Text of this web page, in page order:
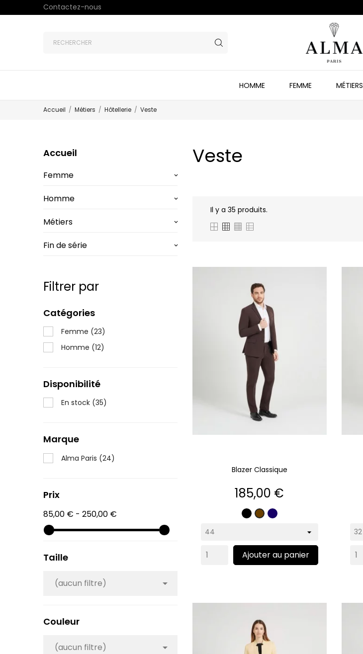
Contactez-nous
HOMME FEMME MÉTIERS
Accueil Métiers Hôtellerie Veste
Accueil
Femme keyboard_arrow_down
Homme keyboard_arrow_down
Métiers keyboard_arrow_down
Fin de série keyboard_arrow_down
Filtrer par
Catégories
Femme (23)
Homme (12)
Disponibilité
En stock (35)
Marque
Alma Paris (24)
Prix
85,00 € - 250,00 €
Taille
(aucun filtre) 
Couleur
(aucun filtre) 
Veste
Il y a 35 produits.
Blazer Classique
Prix
185,00 €
NoirMarronMarine
Ajouter au panier